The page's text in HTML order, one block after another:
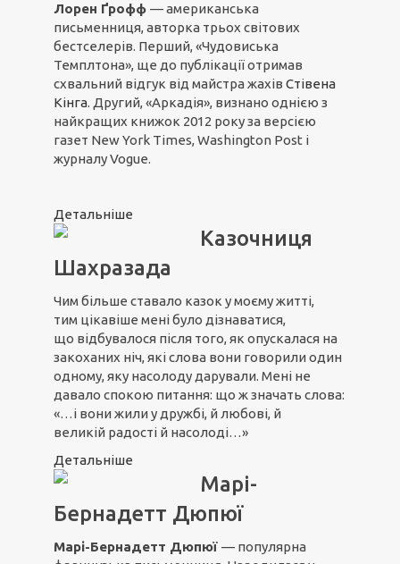
Лорен Ґрофф — американська
письменниця, авторка трьох світових
бестселерів. Перший, «Чудовиська
Темплтона», ще до публікації отримав
схвальний відгук від майстра жахів Стівена
Кінга. Другий, «Аркадія», визнано однією з
найкращих книжок 2012 року за версією
газет New York Times, Washington Post і
журналу Vogue.
Детальніше
Казочниця
Шахразада
Чим більше ставало казок у моєму житті,
тим цікавіше мені було дізнаватися,
що відбувалося після того, як опускалася на
закоханих ніч, які слова вони говорили один
одному, яку насолоду дарували. Мені не
давало спокою питання: що ж значать слова:
«…і вони жили у дружбі, й любові, й
великій радості й насолоді…»
Детальніше
Марі-
Бернадетт Дюпюї
Марі-Бернадетт Дюпюї — популярна